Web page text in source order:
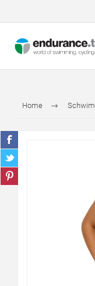
Home